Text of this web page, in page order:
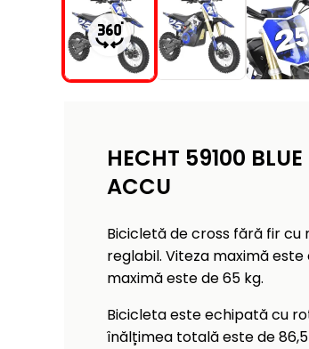
HECHT 59100
ACCU
Bicicletă de cross fără fir
reglabil. Viteza maximă
maximă este de 65 kg.
Bicicleta este echipată cu
înălțimea totală este de